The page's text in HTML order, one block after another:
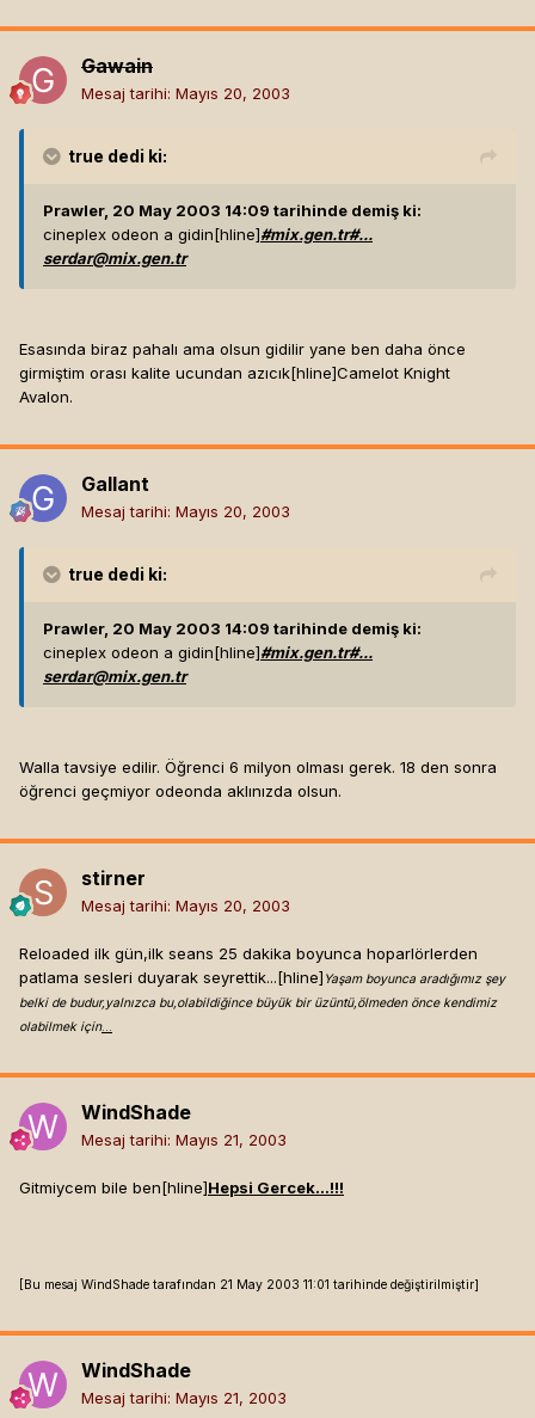
Gawain
Mesaj tarihi: Mayıs 20, 2003
true dedi ki:
Prawler, 20 May 2003 14:09 tarihinde demiş ki:
cineplex odeon a gidin[hline]#mix.gen.tr#...
serdar@mix.gen.tr
Esasında biraz pahalı ama olsun gidilir yane ben daha önce
girmiştim orası kalite ucundan azıcık[hline]Camelot Knight
Avalon.
Gallant
Mesaj tarihi: Mayıs 20, 2003
true dedi ki:
Prawler, 20 May 2003 14:09 tarihinde demiş ki:
cineplex odeon a gidin[hline]#mix.gen.tr#...
serdar@mix.gen.tr
Walla tavsiye edilir. Öğrenci 6 milyon olması gerek. 18 den sonra
öğrenci geçmiyor odeonda aklınızda olsun.
stirner
Mesaj tarihi: Mayıs 20, 2003
Reloaded ilk gün,ilk seans 25 dakika boyunca hoparlörlerden
patlama sesleri duyarak seyrettik...[hline] Yaşam boyunca aradığımız şey
belki de budur,yalnızca bu,olabildiğince büyük bir üzüntü,ölmeden önce kendimiz
olabilmek için...
WindShade
Mesaj tarihi: Mayıs 21, 2003
Gitmiycem bile ben[hline]Hepsi Gercek...!!!
[Bu mesaj WindShade tarafından 21 May 2003 11:01 tarihinde değiştirilmiştir]
WindShade
Mesaj tarihi: Mayıs 21, 2003